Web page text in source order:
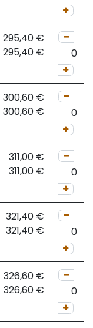
295,40 €
295,40 €
300,60 €
300,60 €
311,00 €
311,00 €
321,40 €
321,40 €
326,60 €
326,60 €